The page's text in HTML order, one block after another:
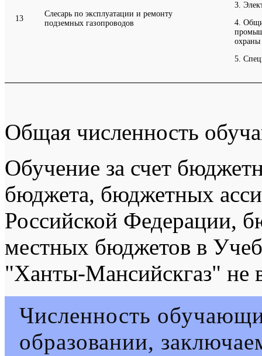
13
Слесарь по эксплуатации и ремонту
подземных газопроводов
3.
4.
охраны
5.
Общая численность
Обучение за счет
бюджета, бюджетных
Российской Федерации,
местных бюджетов в
"Ханты-Мансийскгаз" не
Численность
образовании,